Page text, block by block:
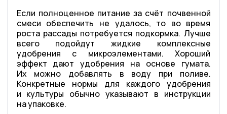
Если полноценное питание за счёт почвенной
смеси обеспечить не удалось, то во время
роста рассады потребуется подкормка. Лучше
всего подойдут жидкие комплексные
удобрения с микроэлементами. Хороший
эффект дают удобрения на основе гумата.
Их можно добавлять в воду при поливе.
Конкретные нормы для каждого удобрения
и культуры обычно указывают в инструкции
на упаковке.